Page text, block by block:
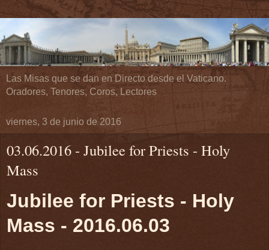
Las Misas que se dan en Directo desde el Vaticano.
Oradores, Tenores, Coros, Lectores
viernes, 3 de junio de 2016
03.06.2016 - Jubilee for Priests - Holy
Mass
Jubilee for Priests - Holy
Mass - 2016.06.03